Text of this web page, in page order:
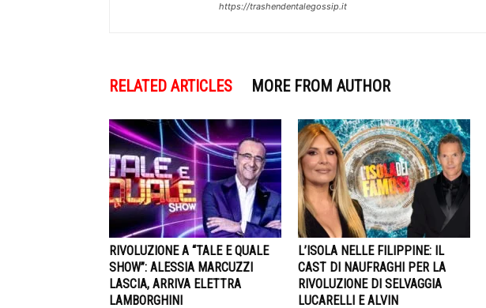
https://trashendentalegossip.it
RELATED ARTICLES MORE FROM AUTHOR
RIVOLUZIONE A “TALE E QUALE
SHOW”: ALESSIA MARCUZZI
LASCIA, ARRIVA ELETTRA
LAMBORGHINI
L’ISOLA NELLE FILIPPINE: IL
CAST DI NAUFRAGHI PER LA
RIVOLUZIONE DI SELVAGGIA
LUCARELLI E ALVIN